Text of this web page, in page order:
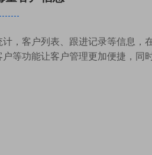
计，客户列表、跟进记录等信息，
户等功能让客户管理更加便捷，同